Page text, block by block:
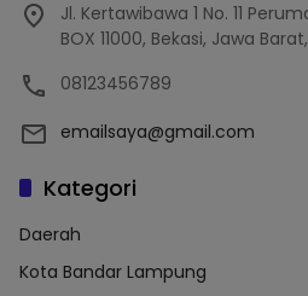
Jl. Kertawibawa 1 No. 11
BOX 11000, Bekasi, Jawa
08123456789
emailsaya@gmail.com
Kategori
Daerah
Kota Bandar Lampung